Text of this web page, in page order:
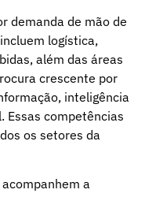
demanda de mão de
logística,
além das áreas
crescente por
inteligência
competências
os setores da
a